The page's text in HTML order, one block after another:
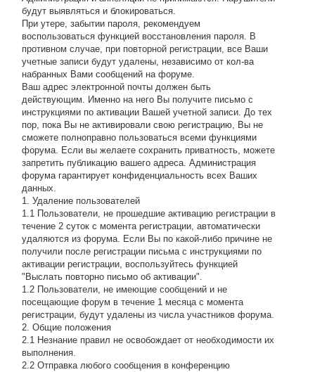
будут выявляться и блокироваться.
При утере, забытии пароля, рекомендуем
воспользоваться функцией восстановления пароля. В
противном случае, при повторной регистрации, все Ваши
учетные записи будут удалены, независимо от кол-ва
набранных Вами сообщений на форуме.
Ваш адрес электронной почты должен быть
действующим. Именно на него Вы получите письмо с
инструкциями по активации Вашей учетной записи. До тех
пор, пока Вы не активировали свою регистрацию, Вы не
сможете полноправно пользоваться всеми функциями
форума. Если вы желаете сохранить приватность, можете
запретить публикацию вашего адреса. Администрация
форума гарантирует конфиденциальность всех Ваших
данных.
1. Удаление пользователей
1.1 Пользователи, не прошедшие активацию регистрации в
течение 2 суток с момента регистрации, автоматически
удаляются из форума. Если Вы по какой-либо причине не
получили после регистрации письма с инструкциями по
активации регистрации, воспользуйтесь функцией
"Выслать повторно письмо об активации".
1.2 Пользователи, не имеющие сообщений и не
посещающие форум в течение 1 месяца с момента
регистрации, будут удалены из числа участников форума.
2. Общие положения
2.1 Hезнание правил не освобождает от необходимости их
выполнения.
2.2 Отправка любого сообщения в конференцию